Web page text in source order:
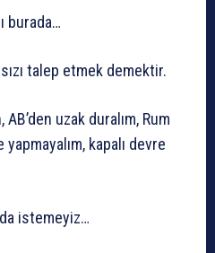
burada…
talep etmek demektir.
uzak duralım, Rum
kapalı devre
istemeyiz…